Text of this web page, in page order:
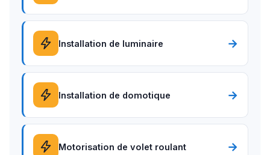
Installation de luminaire →
Installation de domotique →
Motorisation de volet roulant →